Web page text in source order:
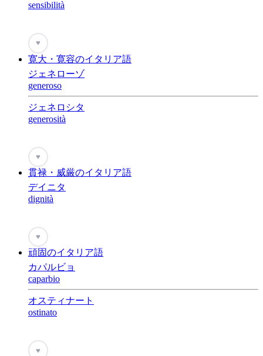
sensibilità
♥
寛大・寛容のイタリア語
ジェネローゾ
generoso
ジェネロシタ
generosità
♥
貫禄・威厳のイタリア語
デイニタ
dignità
♥
頑固のイタリア語
カパルビョ
caparbio
オスティナート
ostinato
♥